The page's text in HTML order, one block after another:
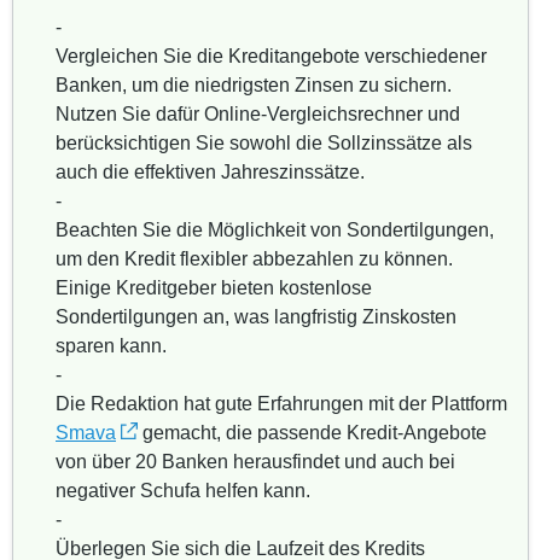
-
Vergleichen Sie die Kreditangebote verschiedener
Banken, um die niedrigsten Zinsen zu sichern.
Nutzen Sie dafür Online-Vergleichsrechner und
berücksichtigen Sie sowohl die Sollzinssätze als
auch die effektiven Jahreszinssätze.
-
Beachten Sie die Möglichkeit von Sondertilgungen,
um den Kredit flexibler abbezahlen zu können.
Einige Kreditgeber bieten kostenlose
Sondertilgungen an, was langfristig Zinskosten
sparen kann.
-
Die Redaktion hat gute Erfahrungen mit der Plattform
Smava
gemacht, die passende Kredit-Angebote
von über 20 Banken herausfindet und auch bei
negativer Schufa helfen kann.
-
Überlegen Sie sich die Laufzeit des Kredits